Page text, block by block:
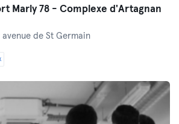
Marly 78 - Complexe d'Artagnan
avenue de St Germain